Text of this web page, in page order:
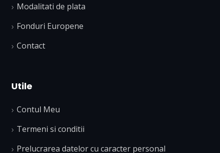
Modalitati de plata
Fonduri Europene
Contact
Utile
Contul Meu
Termeni si conditii
Prelucrarea datelor cu caracter personal